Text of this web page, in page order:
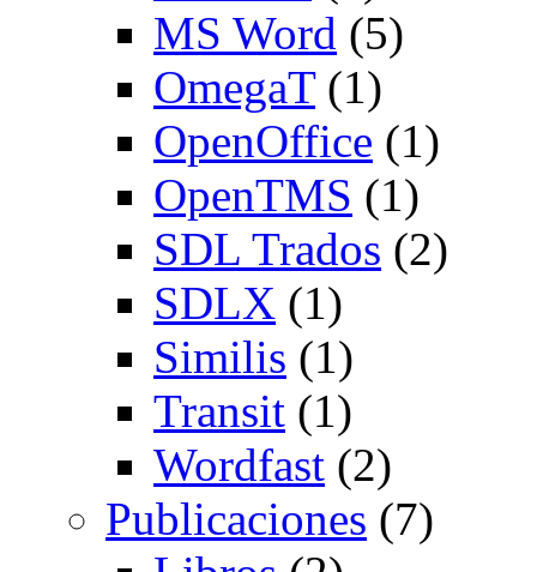
MS Word (5)
OmegaT(1)
OpenOffice (1)
OpenTMS (1)
SDL Trados (2)
SDLX (1)
Similis (1)
Transit (1)
Wordfast (2)
Publicaciones (7)